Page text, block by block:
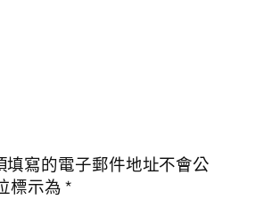
填寫的電子郵件地址不會公
標示為*